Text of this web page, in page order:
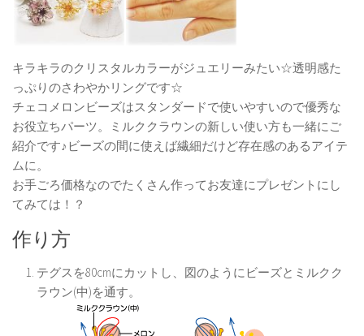
キラキラのクリスタルカラーがジュエリーみたい☆透明感た
っぷりのさわやかリングです☆
チェコメロンビーズはスタンダードで使いやすいので優秀な
お役立ちパーツ。ミルククラウンの新しい使い方も一緒にご
紹介です♪ビーズの間に使えば繊細だけど存在感のあるアイテ
ムに。
お手ごろ価格なのでたくさん作ってお友達にプレゼントにし
てみては！？
作り方
テグスを80cmにカットし、図のようにビーズとミルクク
ラウン(中)を通す。